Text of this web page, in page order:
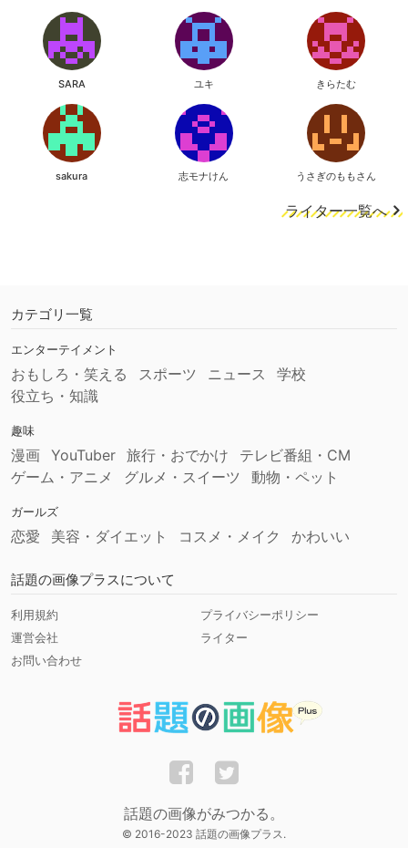
SARA ユキ きらたむ
sakura 志モナけん うさぎのももさん
ライター一覧へ
カテゴリ一覧
エンターテイメント
おもしろ・笑える スポーツ ニュース
学校
役立ち・知識
趣味
漫画 YouTuber 旅行・おでかけ
テレビ番組・CM
ゲーム・アニメ
グルメ・スイーツ 動物・ペット
ガールズ
恋愛 美容・ダイエット コスメ・メイク かわいい
話題の画像プラスについて
利用規約
プライバシーポリシー
運営会社
ライター
お問い合わせ
話題の画像がみつかる。
© 2016-2023 話題の画像プラス.